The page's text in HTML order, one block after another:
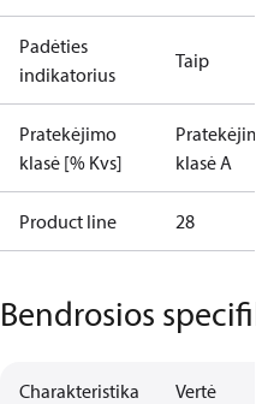
Padėties
indikatorius
Taip
Pratekėjimo
klasė [% Kvs]
klasė A
Product line 28
Bendrosios
Charakteristika Vertė